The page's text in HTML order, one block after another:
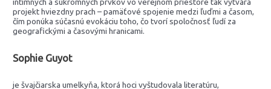
intímnych a súkromných prvkov vo verejnom priestore tak vytvára
projekt hviezdny prach – pamäťové spojenie medzi ľuďmi a časom,
čím ponúka súčasnú evokáciu toho, čo tvorí spoločnosť ľudí za
geografickými a časovými hranicami.
Sophie Guyot
je švajčiarska umelkyňa, ktorá hoci vyštudovala literatúru,